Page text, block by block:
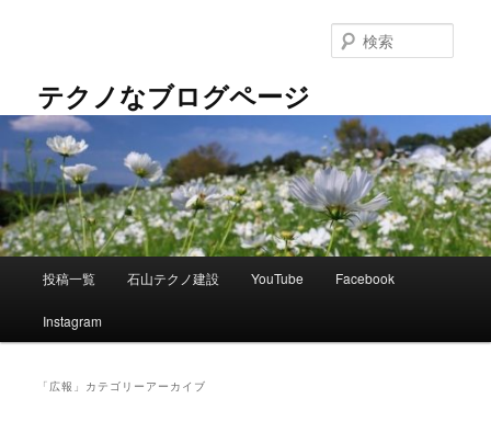
テ
ン
ツ
へ
移
動
ン
ツ
へ
移
動
テクノなブログページ
索
メ
投稿一覧 石山テクノ建設 YouTube Facebook
Instagram
「 広報 」カテゴリーアーカイブ